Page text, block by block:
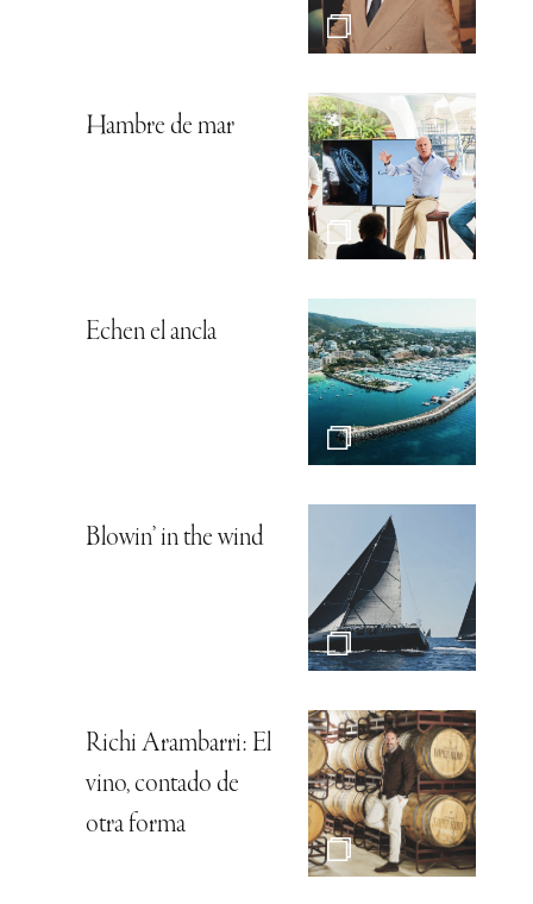
Hambre de mar
Echen el ancla
Blowin’ in the wind
Richi Arambarri: El
vino, contado de
otra forma